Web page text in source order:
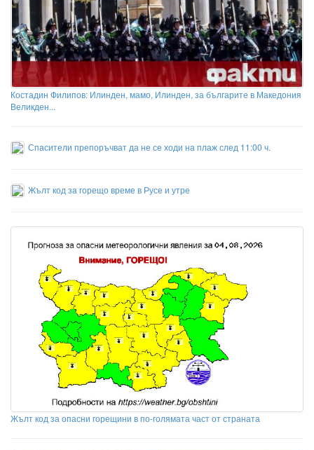
Костадин Филипов: Илинден, мамо, Илинден, за българите в Македония
Великден...
Спасители препоръчват да не се ходи на плаж след 11:00 ч.
Жълт код за горещо време в Русе и утре
Жълт код за опасни горещини в по-голямата част от страната